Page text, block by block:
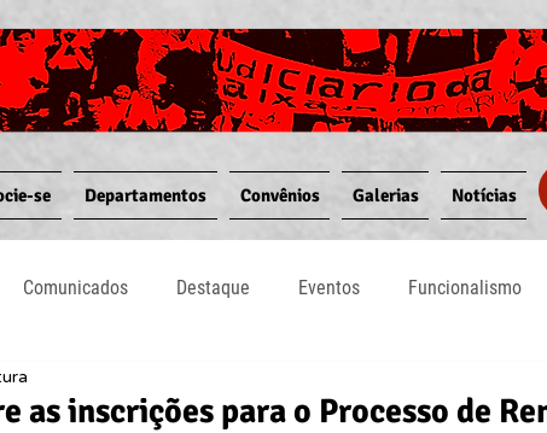
se Departamentos Convênios Galerias Notícias
Comunicados Destaque Eventos Funcionalismo
as inscrições para o Processo de